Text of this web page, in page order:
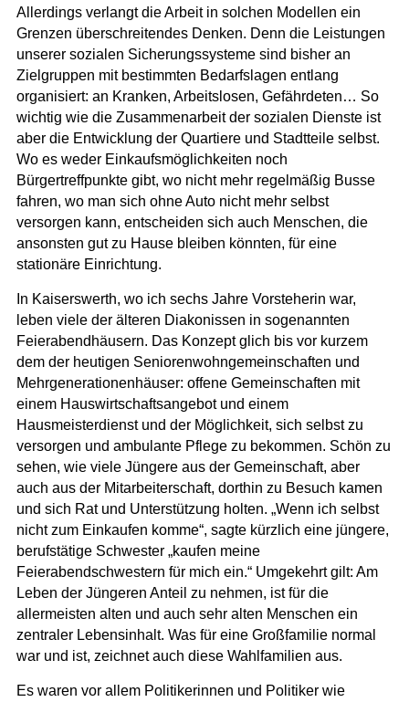
Allerdings verlangt die Arbeit in solchen Modellen ein
Grenzen überschreitendes Denken. Denn die Leistungen
unserer sozialen Sicherungssysteme sind bisher an
Zielgruppen mit bestimmten Bedarfslagen entlang
organisiert: an Kranken, Arbeitslosen, Gefährdeten… So
wichtig wie die Zusammenarbeit der sozialen Dienste ist
aber die Entwicklung der Quartiere und Stadtteile selbst.
Wo es weder Einkaufsmöglichkeiten noch
Bürgertreffpunkte gibt, wo nicht mehr regelmäßig Busse
fahren, wo man sich ohne Auto nicht mehr selbst
versorgen kann, entscheiden sich auch Menschen, die
ansonsten gut zu Hause bleiben könnten, für eine
stationäre Einrichtung.
In Kaiserswerth, wo ich sechs Jahre Vorsteherin war,
leben viele der älteren Diakonissen in sogenannten
Feierabendhäusern. Das Konzept glich bis vor kurzem
dem der heutigen Seniorenwohngemeinschaften und
Mehrgenerationenhäuser: offene Gemeinschaften mit
einem Hauswirtschaftsangebot und einem
Hausmeisterdienst und der Möglichkeit, sich selbst zu
versorgen und ambulante Pflege zu bekommen. Schön zu
sehen, wie viele Jüngere aus der Gemeinschaft, aber
auch aus der Mitarbeiterschaft, dorthin zu Besuch kamen
und sich Rat und Unterstützung holten. „Wenn ich selbst
nicht zum Einkaufen komme“, sagte kürzlich eine jüngere,
berufstätige Schwester „kaufen meine
Feierabendschwestern für mich ein.“ Umgekehrt gilt: Am
Leben der Jüngeren Anteil zu nehmen, ist für die
allermeisten alten und auch sehr alten Menschen ein
zentraler Lebensinhalt. Was für eine Großfamilie normal
war und ist, zeichnet auch diese Wahlfamilien aus.
Es waren vor allem Politikerinnen und Politiker wie